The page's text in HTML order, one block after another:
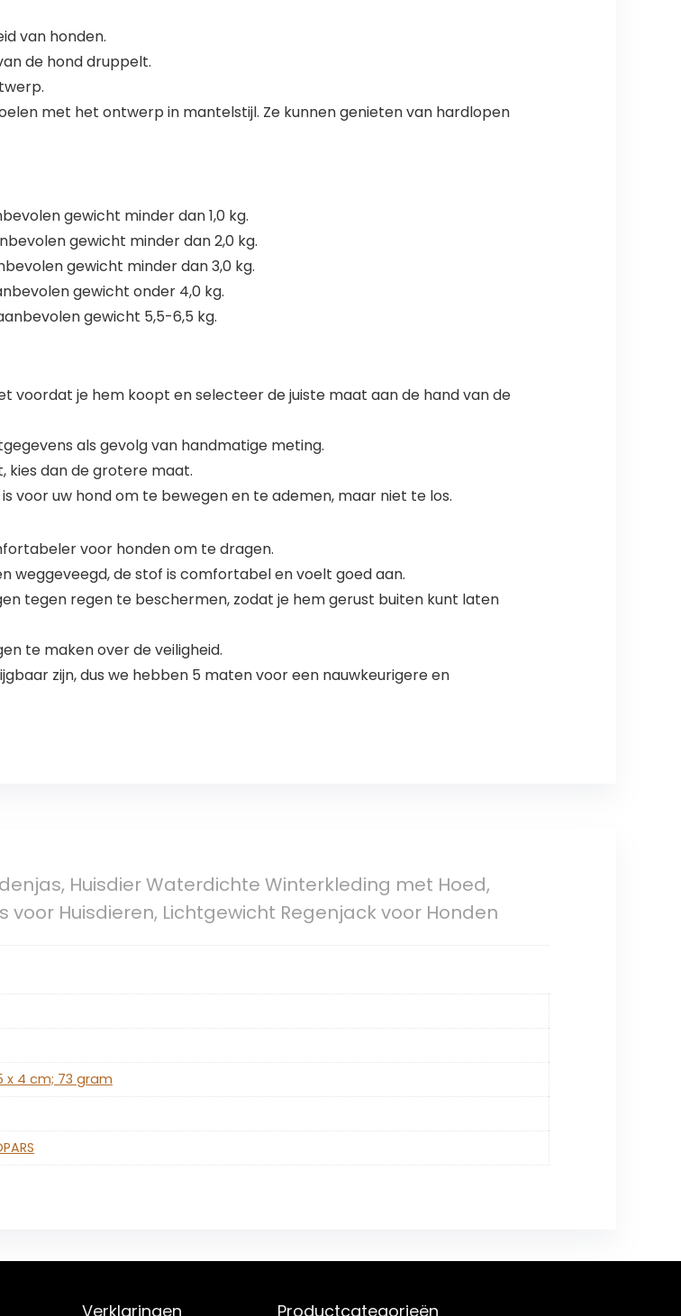
van honden.
de hond druppelt.
met het ontwerp in mantelstijl. Ze kunnen genieten van hardlopen
gewicht minder dan 1,0 kg.
gewicht minder dan 2,0 kg.
gewicht minder dan 3,0 kg.
gewicht onder 4,0 kg.
gewicht 5,5-6,5 kg.
voordat je hem koopt en selecteer de juiste maat aan de hand van de
als gevolg van handmatige meting.
kies dan de grotere maat.
voor uw hond om te bewegen en te ademen, maar niet te los.
voor honden om te dragen.
weggeveegd, de stof is comfortabel en voelt goed aan.
tegen regen te beschermen, zodat je hem gerust buiten kunt laten
te maken over de veiligheid.
zijn, dus we hebben 5 maten voor een nauwkeurigere en
Huisdier Waterdichte Winterkleding met Hoed,
Huisdieren, Lichtgewicht Regenjack voor Honden
x 4 cm; 73 gram
Verklaringen Productcategorieën